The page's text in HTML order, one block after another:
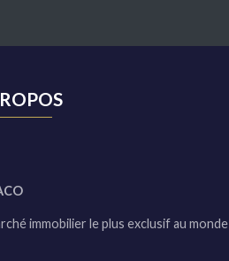
immobilier le plus exclusif au monde